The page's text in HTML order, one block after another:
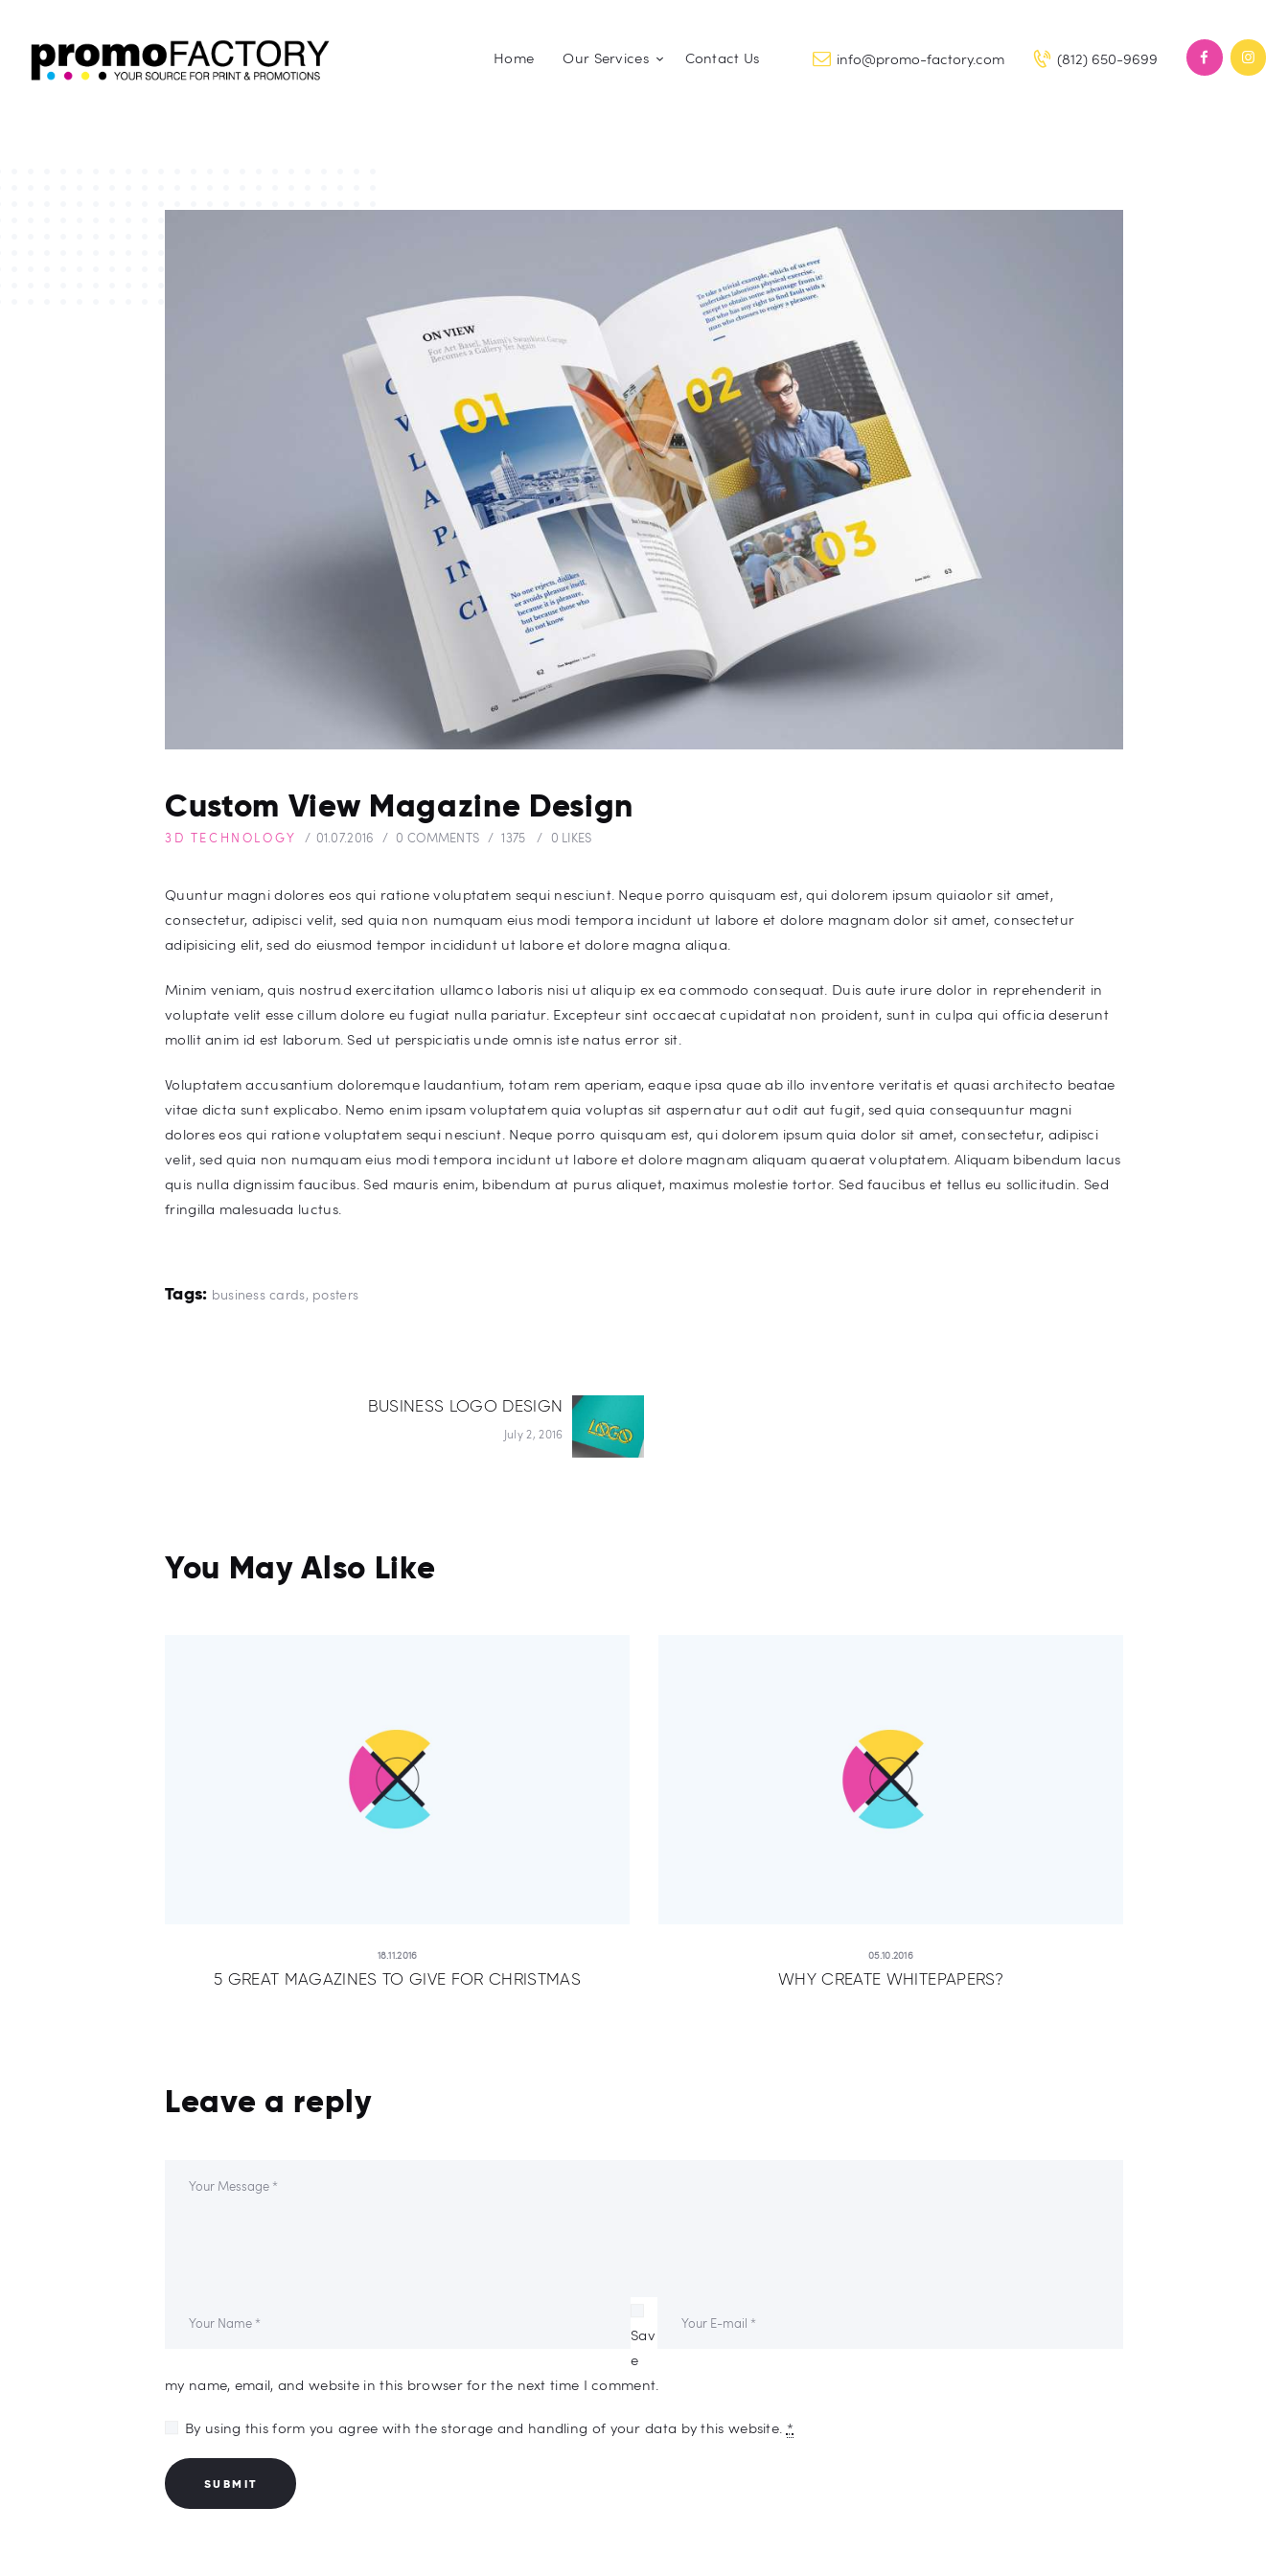
Home Our Services Contact Us info@promo-factory.com (812) 650-9699
Custom View Magazine Design
3D TECHNOLOGY 01.07.2016 0 COMMENTS 1375 0 LIKES
Quuntur magni dolores eos qui ratione voluptatem sequi nesciunt. Neque porro quisquam est, qui dolorem ipsum quiaolor sit amet,
consectetur, adipisci velit, sed quia non numquam eius modi tempora incidunt ut labore et dolore magnam dolor sit amet, consectetur
adipisicing elit, sed do eiusmod tempor incididunt ut labore et dolore magna aliqua.
Minim veniam, quis nostrud exercitation ullamco laboris nisi ut aliquip ex ea commodo consequat. Duis aute irure dolor in reprehenderit in
voluptate velit esse cillum dolore eu fugiat nulla pariatur. Excepteur sint occaecat cupidatat non proident, sunt in culpa qui officia deserunt
mollit anim id est laborum. Sed ut perspiciatis unde omnis iste natus error sit.
Voluptatem accusantium doloremque laudantium, totam rem aperiam, eaque ipsa quae ab illo inventore veritatis et quasi architecto beatae
vitae dicta sunt explicabo. Nemo enim ipsam voluptatem quia voluptas sit aspernatur aut odit aut fugit, sed quia consequuntur magni
dolores eos qui ratione voluptatem sequi nesciunt. Neque porro quisquam est, qui dolorem ipsum quia dolor sit amet, consectetur, adipisci
velit, sed quia non numquam eius modi tempora incidunt ut labore et dolore magnam aliquam quaerat voluptatem. Aliquam bibendum lacus
quis nulla dignissim faucibus. Sed mauris enim, bibendum at purus aliquet, maximus molestie tortor. Sed faucibus et tellus eu sollicitudin. Sed
fringilla malesuada luctus.
Tags: business cards, posters
Next
post:
BUSINESS LOGO DESIGN
July 2, 2016
You May Also Like
18.11.2016
5 GREAT MAGAZINES TO GIVE FOR CHRISTMAS
05.10.2016
WHY CREATE WHITEPAPERS?
Leave a reply
Sav
e
my name, email, and website in this browser for the next time I comment.
By using this form you agree with the storage and handling of your data by this website. *